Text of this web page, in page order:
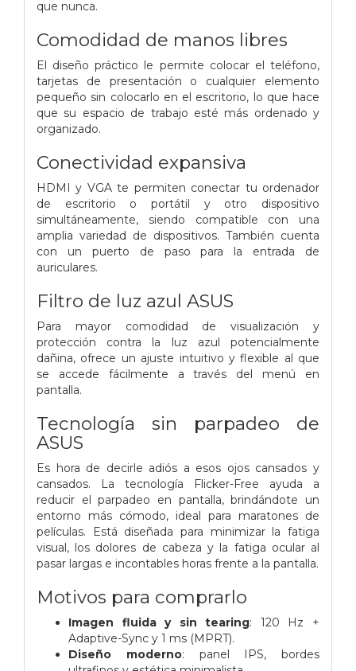
que nunca.
Comodidad de manos libres
El diseño práctico le permite colocar el teléfono,
tarjetas de presentación o cualquier elemento
pequeño sin colocarlo en el escritorio, lo que hace
que su espacio de trabajo esté más ordenado y
organizado.
Conectividad expansiva
HDMI y VGA te permiten conectar tu ordenador
de escritorio o portátil y otro dispositivo
simultáneamente, siendo compatible con una
amplia variedad de dispositivos. También cuenta
con un puerto de paso para la entrada de
auriculares.
Filtro de luz azul ASUS
Para mayor comodidad de visualización y
protección contra la luz azul potencialmente
dañina, ofrece un ajuste intuitivo y flexible al que
se accede fácilmente a través del menú en
pantalla.
Tecnología sin parpadeo de
ASUS
Es hora de decirle adiós a esos ojos cansados ​​y
cansados. La tecnología Flicker-Free ayuda a
reducir el parpadeo en pantalla, brindándote un
entorno más cómodo, ideal para maratones de
películas. Está diseñada para minimizar la fatiga
visual, los dolores de cabeza y la fatiga ocular al
pasar largas e incontables horas frente a la pantalla.
Motivos para comprarlo
Imagen fluida y sin tearing: 120 Hz +
Adaptive-Sync y 1 ms (MPRT).
Diseño moderno: panel IPS, bordes